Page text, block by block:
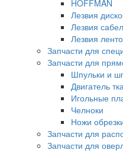
HOFFMAN
Лезвия
Лезвия
Лезвия
Запчасти для
Запчасти для
Шпульки и
Двигатель
Игольные
Челноки
Ножи
Запчасти для
Запчасти для